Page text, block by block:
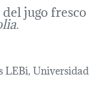
jugo fresco
.
LEBi, Universidad